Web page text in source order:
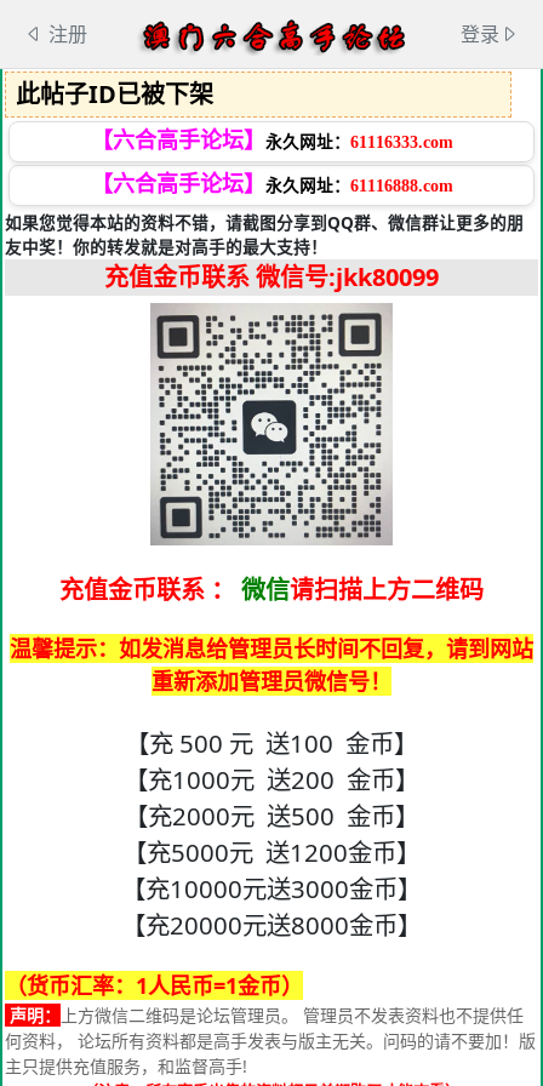
注册 登录
此帖子ID已被下架
【六合高手论坛】 永久网址： 61116333.com
【六合高手论坛】 永久网址： 61116888.com
如果您觉得本站的资料不错，请截图分享到QQ群、微信群让更多的朋
友中奖！你的转发就是对高手的最大支持！
充值金币联系微信号:jkk80099
充值金币联系 ： 微信请扫描上方二维码
温馨提示：如发消息给管理员长时间不回复，请到网站
重新添加管理员微信号！
【充 500 元 送100 金币】
【充1000元 送200 金币】
【充2000元 送500 金币】
【充5000元 送1200金币】
【充10000元送3000金币】
【充20000元送8000金币】
（货币汇率：1人民币=1金币）
声明：
上方微信二维码是论坛管理员。 管理员不发表资料也不提供任
何资料， 论坛所有资料都是高手发表与版主无关。问码的请不要加！版
主只提供充值服务，和监督高手!